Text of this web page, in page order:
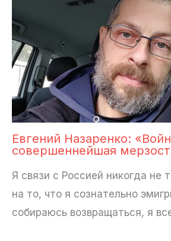
Евгений Назаренко:
совершеннейшая
Я связи с Россией никогда не
на то, что я сознательно
собираюсь возвращаться, я